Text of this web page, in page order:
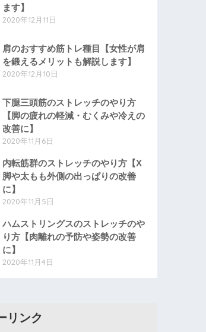
ます】
2020年12月11日
肩のおすすめ筋トレ種目【女性が肩
を鍛えるメリットも解説します】
2020年12月10日
下腿三頭筋のストレッチのやり方
【脚の疲れの軽減・むくみや冷えの
改善に】
2020年11月6日
内転筋群のストレッチのやり方【X
脚や太もも外側の出っぱりの改善
に】
2020年11月5日
ハムストリングスのストレッチのや
り方【肉離れの予防や姿勢の改善
に】
2020年11月4日
リンク